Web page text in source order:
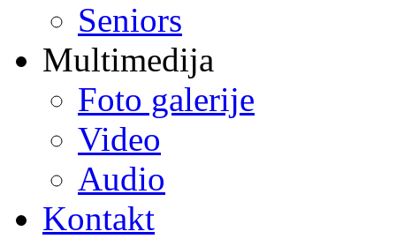
Seniors
Multimedija
Foto galerije
Video
Audio
Kontakt